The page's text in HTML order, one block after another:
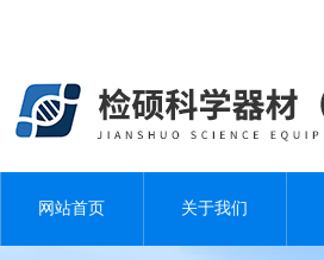
网站首页 关于我们